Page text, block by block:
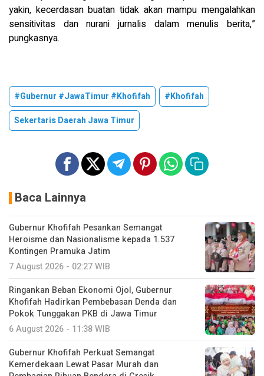
yakin, kecerdasan buatan tidak akan mampu mengalahkan
sensitivitas dan nurani jurnalis dalam menulis berita,”
pungkasnya.
#Gubernur #JawaTimur #Khofifah
#Khofifah
Sekertaris Daerah Jawa Timur
Baca Lainnya
Gubernur Khofifah Pesankan Semangat
Heroisme dan Nasionalisme kepada 1.537
Kontingen Pramuka Jatim
7 August 2026 - 02:27 WIB
Ringankan Beban Ekonomi Ojol, Gubernur
Khofifah Hadirkan Pembebasan Denda dan
Pokok Tunggakan PKB di Jawa Timur
6 August 2026 - 11:38 WIB
Gubernur Khofifah Perkuat Semangat
Kemerdekaan Lewat Pasar Murah dan